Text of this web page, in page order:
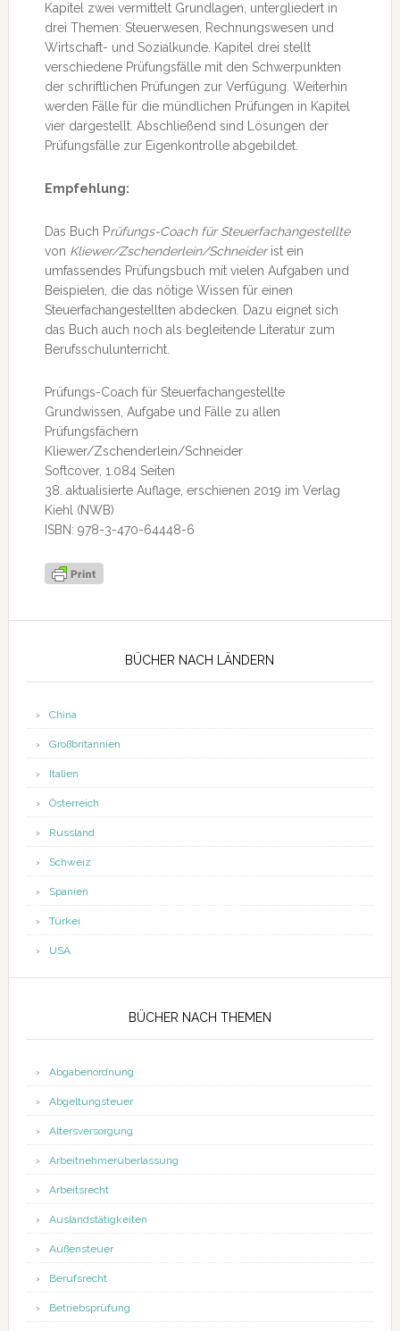
Kapitel zwei vermittelt Grundlagen, untergliedert in
drei Themen: Steuerwesen, Rechnungswesen und
Wirtschaft- und Sozialkunde. Kapitel drei stellt
verschiedene Prüfungsfälle mit den Schwerpunkten
der schriftlichen Prüfungen zur Verfügung. Weiterhin
werden Fälle für die mündlichen Prüfungen in Kapitel
vier dargestellt. Abschließend sind Lösungen der
Prüfungsfälle zur Eigenkontrolle abgebildet.
Empfehlung:
Das Buch Prüfungs-Coach für Steuerfachangestellte
von Kliewer/Zschenderlein/Schneiderist ein
umfassendes Prüfungsbuch mit vielen Aufgaben und
Beispielen, die das nötige Wissen für einen
Steuerfachangestellten abdecken. Dazu eignet sich
das Buch auch noch als begleitende Literatur zum
Berufsschulunterricht.
Prüfungs-Coach für Steuerfachangestellte
Grundwissen, Aufgabe und Fälle zu allen
Prüfungsfächern
Kliewer/Zschenderlein/Schneider
Softcover, 1.084 Seiten
38. aktualisierte Auflage, erschienen 2019 im Verlag
Kiehl (NWB)
ISBN: 978-3-470-64448-6
BÜCHER NACH LÄNDERN
China
Großbritannien
Italien
Österreich
Russland
Schweiz
Spanien
Türkei
USA
BÜCHER NACH THEMEN
Abgabenordnung
Abgeltungsteuer
Altersversorgung
Arbeitnehmerüberlassung
Arbeitsrecht
Auslandstätigkeiten
Außensteuer
Berufsrecht
Betriebsprüfung